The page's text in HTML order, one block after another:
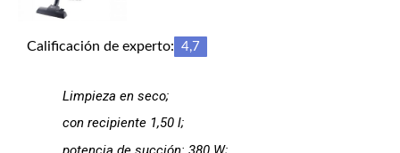
Calificación de experto: 4,7
Limpieza en seco;
con recipiente 1,50 l;